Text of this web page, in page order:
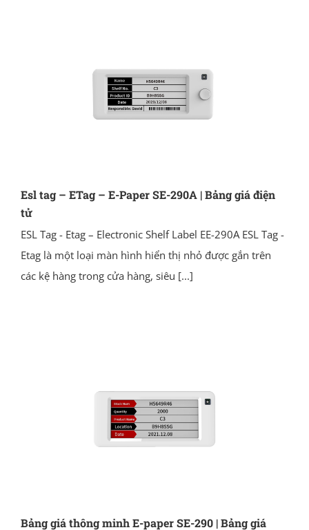
Esl tag – ETag – E-Paper SE-290A | Bảng giá điện
tử
ESL Tag - Etag – Electronic Shelf Label EE-290A ESL Tag -
Etag là một loại màn hình hiển thị nhỏ được gắn trên
các kệ hàng trong cửa hàng, siêu [...]
Bảng giá thông minh E-paper SE-290 | Bảng giá